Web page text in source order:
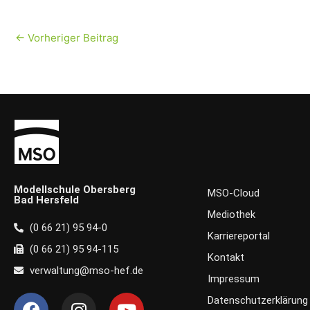
← Vorheriger Beitrag
Modellschule Obersberg
Bad Hersfeld
(0 66 21) 95 94-0
(0 66 21) 95 94-115
verwaltung@mso-hef.de
F
I
Y
MSO-Cloud
Mediothek
Karriereportal
Kontakt
Impressum
Datenschutzerklärung